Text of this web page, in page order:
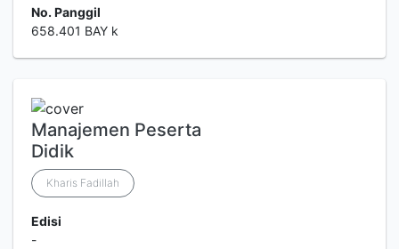
No. Panggil
658.401 BAY k
Manajemen Peserta
Didik
Kharis Fadillah
Edisi
-